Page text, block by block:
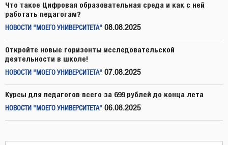
Что такое Цифровая образовательная среда и как с ней
работать педагогам?
НОВОСТИ "МОЕГО УНИВЕРСИТЕТА" 08.08.2025
Откройте новые горизонты исследовательской
деятельности в школе!
НОВОСТИ "МОЕГО УНИВЕРСИТЕТА" 07.08.2025
Курсы для педагогов всего за 699 рублей до конца лета
НОВОСТИ "МОЕГО УНИВЕРСИТЕТА" 06.08.2025